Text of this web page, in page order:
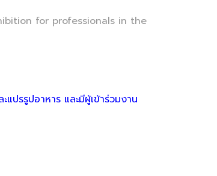
for professionals in the
ปรรูปอาหาร และมีผู้เข้าร่วมงาน